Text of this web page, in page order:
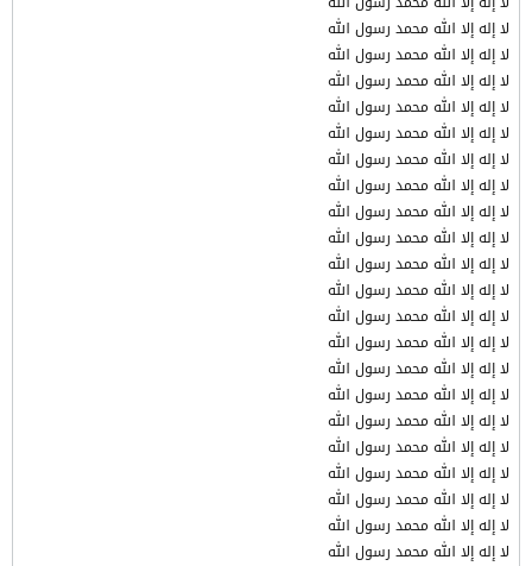
لا إله إلا الله محمد رسول الله
لا إله إلا الله محمد رسول الله
لا إله إلا الله محمد رسول الله
لا إله إلا الله محمد رسول الله
لا إله إلا الله محمد رسول الله
لا إله إلا الله محمد رسول الله
لا إله إلا الله محمد رسول الله
لا إله إلا الله محمد رسول الله
لا إله إلا الله محمد رسول الله
لا إله إلا الله محمد رسول الله
لا إله إلا الله محمد رسول الله
لا إله إلا الله محمد رسول الله
لا إله إلا الله محمد رسول الله
لا إله إلا الله محمد رسول الله
لا إله إلا الله محمد رسول الله
لا إله إلا الله محمد رسول الله
لا إله إلا الله محمد رسول الله
لا إله إلا الله محمد رسول الله
لا إله إلا الله محمد رسول الله
لا إله إلا الله محمد رسول الله
لا إله إلا الله محمد رسول الله